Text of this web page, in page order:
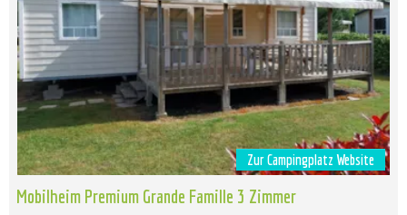
Zur Campingplatz Website
Mobilheim Premium Grande Famille 3 Zimmer